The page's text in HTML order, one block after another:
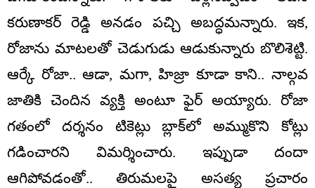
కరుణాకర్ రెడ్డి అనడం పచ్చి అబద్ధమన్నారు. ఇక,
రోజాను మాటలతో చెడుగుడు ఆడుకున్నారు బొలిశెట్టి.
ఆర్కే రోజా.. ఆడా, మగా, హిజ్రా కూడా కాని.. నాల్గవ
జాతికి చెందిన వ్యక్తి అంటూ ఫైర్ అయ్యారు. రోజా
గతంలో దర్శనం టికెట్లు బ్లాక్‌లో అమ్ముకొని కోట్లు
గడించారని విమర్శించారు. ఇప్పుడా దందా
ఆగిపోవడంతో.. తిరుమలపై అసత్య ప్రచారం